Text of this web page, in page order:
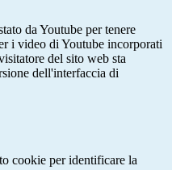
da Youtube per tenere
i video di Youtube incorporati
del sito web sta
dell'interfaccia di
cookie per identificare la